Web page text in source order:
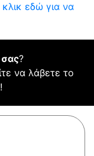
εδώ για να
σας?
να λάβετε το